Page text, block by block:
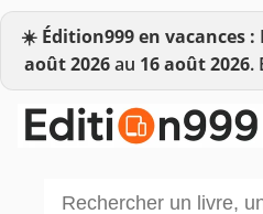
☀️ Édition999 en vacances :
août 2026au 16 août 2026.